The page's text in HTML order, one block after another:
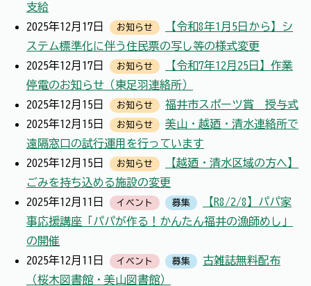
支給
2025年12月17日
お知らせ
【令和8年1月5日から】シ
ステム標準化に伴う住民票の写し等の様式変更
2025年12月17日
お知らせ
【令和7年12月25日】作業
停電のお知らせ（東足羽連絡所）
2025年12月15日
お知らせ
福井市スポーツ賞 授与式
2025年12月15日
お知らせ
美山・越廼・清水連絡所で
遠隔窓口の試行運用を行っています
2025年12月15日
お知らせ
【越廼・清水区域の方へ】
ごみを持ち込める施設の変更
2025年12月11日
イベント 募集
【R8/2/8】パパ家
事応援講座「パパが作る！かんたん福井の漁師めし」
の開催
2025年12月11日
イベント 募集
古雑誌無料配布
（桜木図書館・美山図書館）